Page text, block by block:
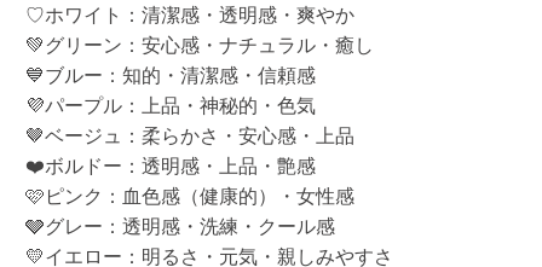
♡ホワイト：清潔感・透明感・爽やか
💚グリーン：安心感・ナチュラル・癒し
💙ブルー：知的・清潔感・信頼感
💜パープル：上品・神秘的・色気
🤎ベージュ：柔らかさ・安心感・上品
❤️ボルドー：透明感・上品・艶感
🩷ピンク：血色感（健康的）・女性感
🩶グレー：透明感・洗練・クール感
💛イエロー：明るさ・元気・親しみやすさ